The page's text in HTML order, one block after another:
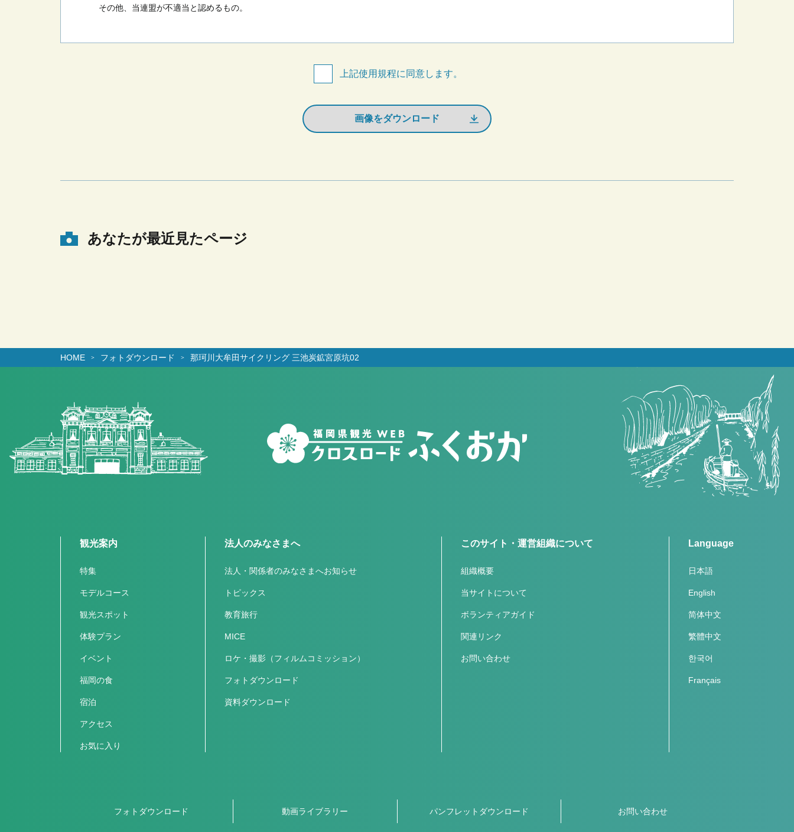
その他、当連盟が不適当と認めるもの。
上記使用規程に同意します。
画像をダウンロード
あなたが最近見たページ
HOME フォトダウンロード 那珂川大牟田サイクリング 三池炭鉱宮原坑02
観光案内
特集
モデルコース
観光スポット
体験プラン
イベント
福岡の食
宿泊
アクセス
お気に入り
法人のみなさまへ
法人・関係者のみなさまへお知らせ
トピックス
教育旅行
MICE
ロケ・撮影（フィルムコミッション）
フォトダウンロード
資料ダウンロード
このサイト・運営組織について
組織概要
当サイトについて
ボランティアガイド
関連リンク
お問い合わせ
Language
日本語
English
简体中文
繁體中文
한국어
Français
フォトダウンロード 動画ライブラリー パンフレットダウンロード お問い合わせ